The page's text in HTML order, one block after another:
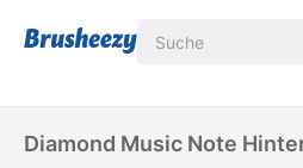
Diamond Music Note